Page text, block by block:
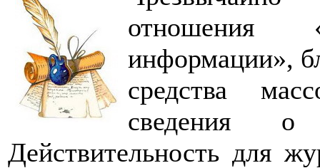
отношения
информации»,
средства
сведения
Действительность для